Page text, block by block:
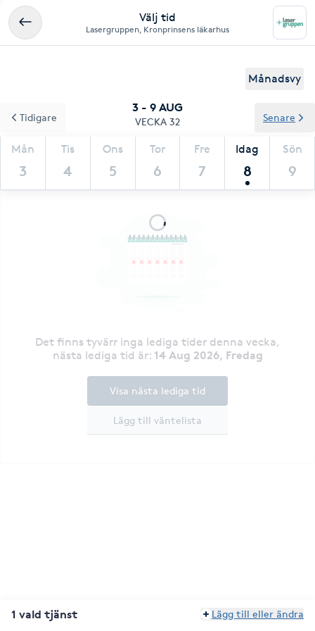
Välj tid
Lasergruppen, Kronprinsens läkarhus
Månadsvy
3 - 9 AUG
VECKA 32
Mån
3
Tis
4
Ons
5
Tor
6
Fre
7
Idag
8
Sön
9
Tidigare Senare
Det finns tyvärr inga lediga tider denna vecka,
nästa lediga tid är: 14 Aug 2026, Fredag
Lägg till väntelista
Visa nästa lediga tid
1 vald tjänst Lägg till eller ändra